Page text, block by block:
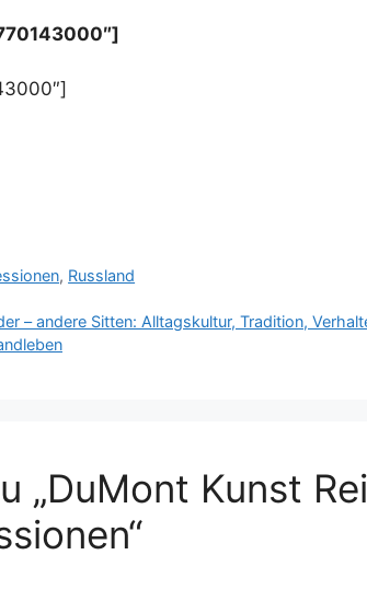
, Russland
– andere Sitten: Alltagskultur, Tradition,
„DuMont Kunst